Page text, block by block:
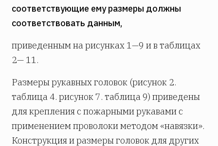
соответствующие ему размеры должны
соответствовать данным,
приведенным на рисунках 1—9 и в таблицах
2— 11.
Размеры рукавных головок (рисунок 2.
таблица 4. рисунок 7. таблица 9) приведены
для крепления с пожарными рукавами с
применением проволоки методом «навязки».
Конструкция и размеры головок для других